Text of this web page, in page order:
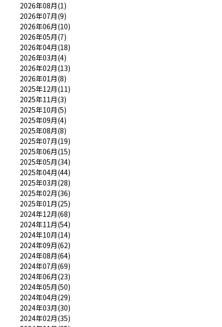
2026年08月(1)
2026年07月(9)
2026年06月(10)
2026年05月(7)
2026年04月(18)
2026年03月(4)
2026年02月(13)
2026年01月(8)
2025年12月(11)
2025年11月(3)
2025年10月(5)
2025年09月(4)
2025年08月(8)
2025年07月(19)
2025年06月(15)
2025年05月(34)
2025年04月(44)
2025年03月(28)
2025年02月(36)
2025年01月(25)
2024年12月(68)
2024年11月(54)
2024年10月(14)
2024年09月(62)
2024年08月(64)
2024年07月(69)
2024年06月(23)
2024年05月(50)
2024年04月(29)
2024年03月(30)
2024年02月(35)